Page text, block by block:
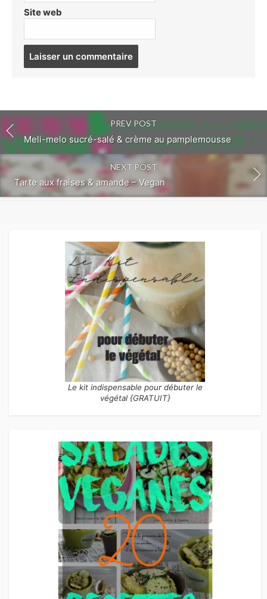
Site web
PREV POST
Meli-melo sucré-salé & crème au pamplemousse
NEXT POST
Tarte aux fraises & amande – Vegan
Le kit indispensable pour débuter le
végétal {GRATUIT}